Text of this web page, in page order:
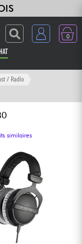
0
/ Radio
similaires